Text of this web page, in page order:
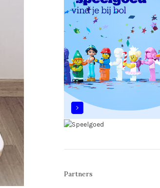
Partners